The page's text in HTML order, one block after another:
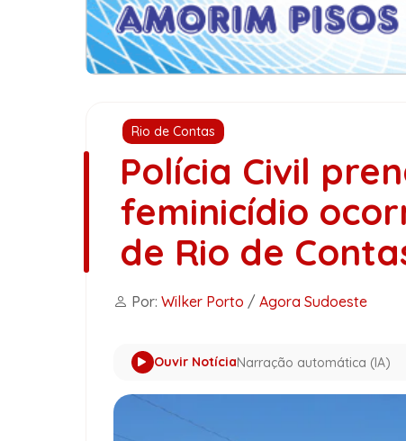
Rio de Contas
Polícia Civil
feminicídio
de Rio de
Por: Wilker Porto / Agora Sudoeste
Ouvir NotíciaNarração automática (IA)